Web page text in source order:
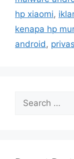
i
s
hp xiaomi,
kenapa hp
android,